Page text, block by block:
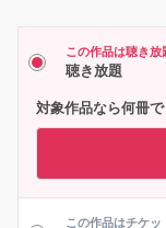
この作品は聴き放
聴き放題
対象作品なら何冊で
この作品はチケッ